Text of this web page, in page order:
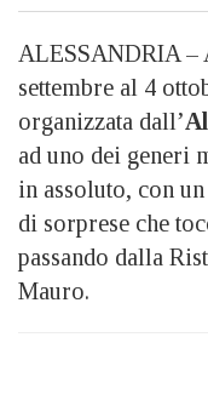
ALESSANDRIA –
settembre al 4
organizzata dall’
ad uno dei generi
in assoluto, con
di sorprese che
passando dalla
Mauro.